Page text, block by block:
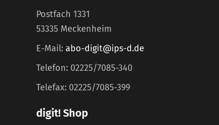
Postfach 1331
53335 Meckenheim
E-Mail: abo-digit@ips-d.de
Telefon: 02225/7085-340
Telefax: 02225/7085-399
digit! Shop